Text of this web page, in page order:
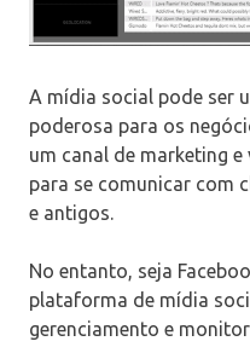
A mídia social pode ser
poderosa para os
um canal de marketing
para se comunicar com
e antigos.
No entanto, seja
plataforma de mídia
gerenciamento e